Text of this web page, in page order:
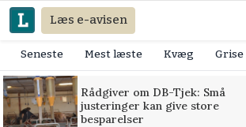
Læs e-avisen
Seneste Mest læste Kvæg Grise
Rådgiver om DB-Tjek: Små
justeringer kan give store
besparelser